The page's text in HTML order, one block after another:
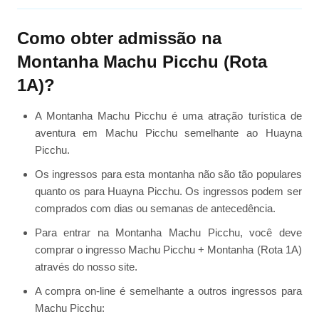
Como obter admissão na
Montanha Machu Picchu (Rota
1A)?
A Montanha Machu Picchu é uma atração turística de
aventura em Machu Picchu semelhante ao Huayna
Picchu.
Os ingressos para esta montanha não são tão populares
quanto os para Huayna Picchu. Os ingressos podem ser
comprados com dias ou semanas de antecedência.
Para entrar na Montanha Machu Picchu, você deve
comprar o ingresso Machu Picchu + Montanha (Rota 1A)
através do nosso site.
A compra on-line é semelhante a outros ingressos para
Machu Picchu: